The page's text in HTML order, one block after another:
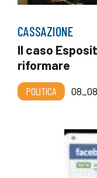
CASSAZIONE
Il caso
riformare
POLITICA